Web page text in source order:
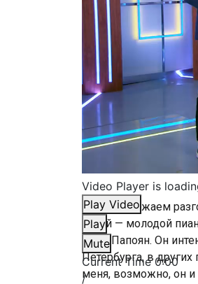
Video Player is
Play Video
Play
Mute
Current Time0:00
/
Мы продолжаем
герой — молодой
Илья Папоян. Он
Петербурга, в
меня, возможно, он и